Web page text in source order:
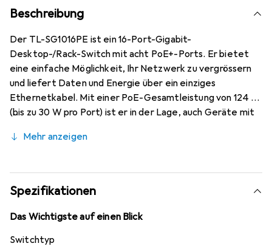
Beschreibung
Der TL-SG1016PE ist ein 16-Port-Gigabit-
Desktop-/Rack-Switch mit acht PoE+-Ports. Er bietet
eine einfache Möglichkeit, Ihr Netzwerk zu vergrössern
und liefert Daten und Energie über ein einziges
Ethernetkabel. Mit einer PoE-Gesamtleistung von 124 W
(bis zu 30 W pro Port) ist er in der Lage, auch Geräte mit
und IP-Telefone zu speisen. Zudem unterstützt er
bis zu 75 % Energie einspart und somit eine
umweltfreundliche Lösung darstellt.
Mehr anzeigen
Spezifikationen
Das Wichtigste auf einen Blick
Switchtyp